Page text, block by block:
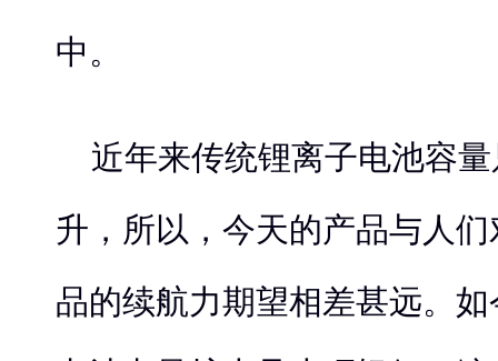
中。
近年来传统锂离子电池容
升，所以，今天的产品与人
品的续航力期望相差甚远。